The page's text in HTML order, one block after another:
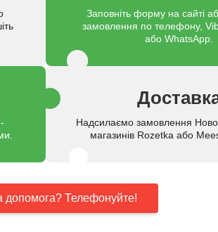
Заповніть форму на сайті
замовлення по телефону,
або WhatsApp.
Надсилаємо замовлення
магазинів Rozetka або
допомога? Телефонуйте!